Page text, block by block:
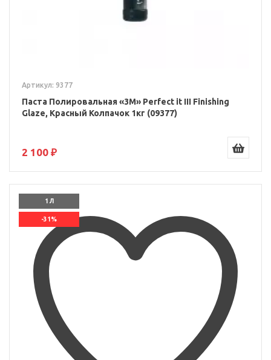
Артикул: 9377
Паста Полировальная «3M» Perfect it III Finishing
Glaze, Красный Колпачок 1кг (09377)
2 100 ₽
1 Л
-31%